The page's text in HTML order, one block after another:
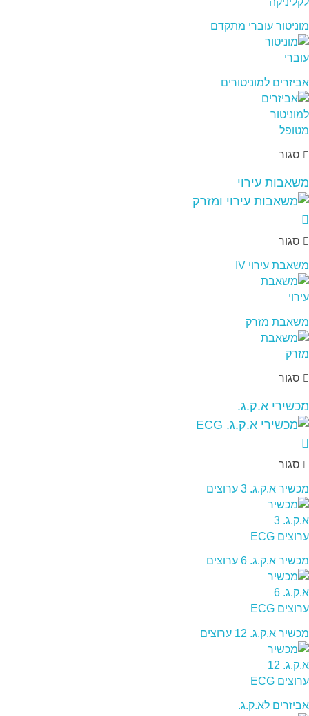
מוניטור עוברי מתקדם
אביזרים למוניטורים
סגור
משאבות עירוי
סגור
משאבת עירוי IV
משאבת מזרק
סגור
מכשירי א.ק.ג.
סגור
מכשיר א.ק.ג. 3 ערוצים
מכשיר א.ק.ג. 6 ערוצים
מכשיר א.ק.ג. 12 ערוצים
אביזרים לא.ק.ג.